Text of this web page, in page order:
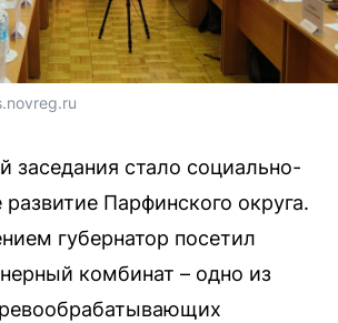
заседания стало социально-
Парфинского округа.
губернатор посетил
комбинат – одно из